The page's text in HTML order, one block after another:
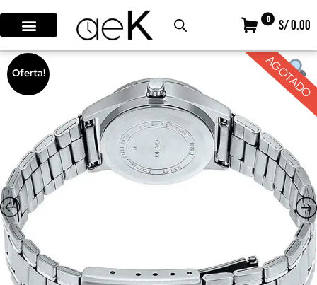
0 S/ 0.00
Oferta! AGOTADO